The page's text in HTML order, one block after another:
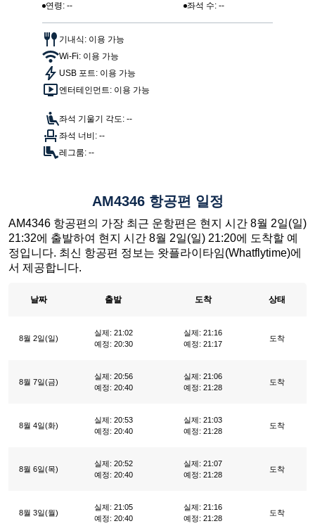
연령: --
좌석 수: --
기내식: 이용 가능
Wi-Fi: 이용 가능
USB 포트: 이용 가능
엔터테인먼트: 이용 가능
좌석 기울기 각도: --
좌석 너비: --
레그룸: --
AM4346 항공편 일정
AM4346 항공편의 가장 최근 운항편은 현지 시간 8월 2일(일)
21:32에 출발하여 현지 시간 8월 2일(일) 21:20에 도착할 예
정입니다. 최신 항공편 정보는 왓플라이타임(Whatflytime)에
서 제공합니다.
날짜 출발 도착 상태
8월 2일(일)
실제: 21:02
예정: 20:30
실제: 21:16
예정: 21:17
도착
8월 7일(금)
실제: 20:56
예정: 20:40
실제: 21:06
예정: 21:28
도착
8월 4일(화)
실제: 20:53
예정: 20:40
실제: 21:03
예정: 21:28
도착
8월 6일(목)
실제: 20:52
예정: 20:40
실제: 21:07
예정: 21:28
도착
8월 3일(월)
실제: 21:05
예정: 20:40
실제: 21:16
예정: 21:28
도착